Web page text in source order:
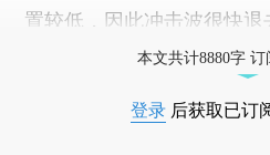
置较低，因此冲击波很快退
本文共计8880字
登录 后获取已订